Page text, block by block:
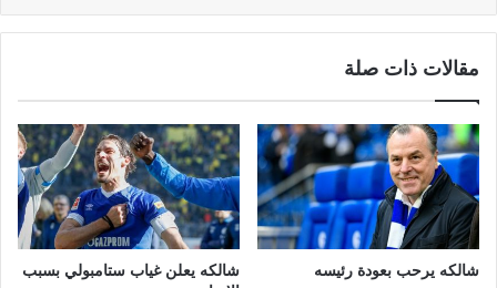
مقالات ذات صلة
شالكه يرحب بعودة رئيسه
شالكه يعلن غياب ستامبولي بسبب